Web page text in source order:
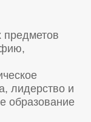
лидерство и
образование